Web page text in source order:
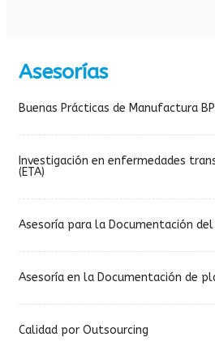
Asesorías
Buenas Prácticas de Manufactura
Investigación en enfermedades
(ETA)
Asesoría para la Documentación
Asesoría en la Documentación de
Calidad por Outsourcing